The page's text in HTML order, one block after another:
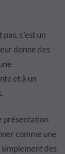
c'est un
donne des
et à un
présentation
comme une
des